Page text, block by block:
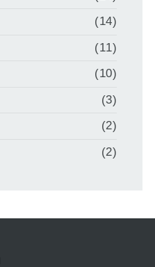
(14)
(11)
(10)
(3)
(2)
(2)